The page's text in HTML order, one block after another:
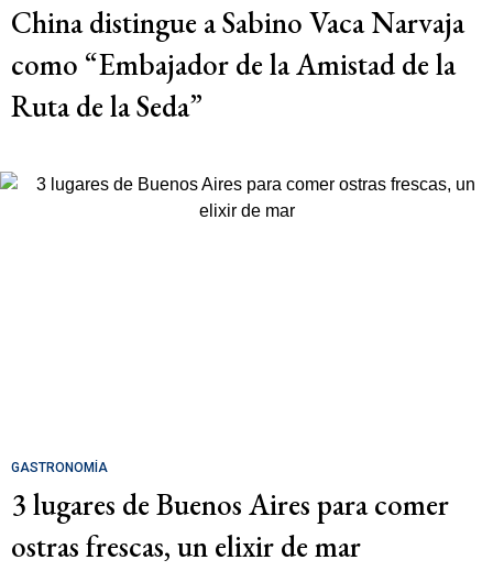
China distingue a Sabino Vaca Narvaja
como “Embajador de la Amistad de la
Ruta de la Seda”
GASTRONOMÍA
3 lugares de Buenos Aires para comer
ostras frescas, un elixir de mar